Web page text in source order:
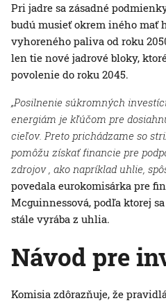
Pri jadre sa zásadné
budú musieť okrem iného mať
vyhoreného paliva od roku
len tie nové jadrové bloky,
povolenie do roku 2045.
„Posilnenie súkromných
energiám je kľúčom pre
cieľov. Preto prichádzame so
pomôžu získať financie pre
zdrojov , ako napríklad uhlie,
povedala eurokomisárka pre
Mcguinnessová, podľa ktorej
stále vyrába z uhlia.
Návod pre
Komisia zdôrazňuje, že